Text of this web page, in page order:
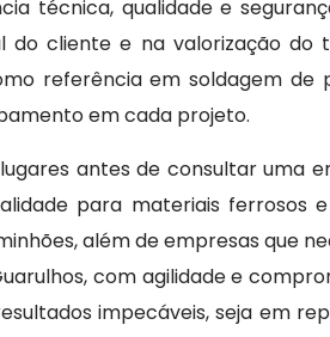
técnica, qualidade e
cliente e na valorização do
referência em soldagem de
em cada projeto.
antes de consultar uma
para materiais ferrosos
além de empresas que
com agilidade e
impecáveis, seja em